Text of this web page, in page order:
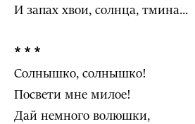
И запах хвои, солнца, тмина...
* * *
Солнышко, солнышко!
Посвети мне милое!
Дай немного волюшки,